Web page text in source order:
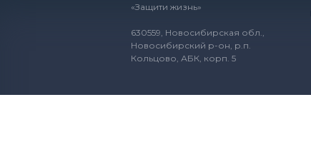
«Защити жизнь»
630559, Новосибирская обл.,
Новосибирский р-он, р.п.
Кольцово, АБК, корп. 5